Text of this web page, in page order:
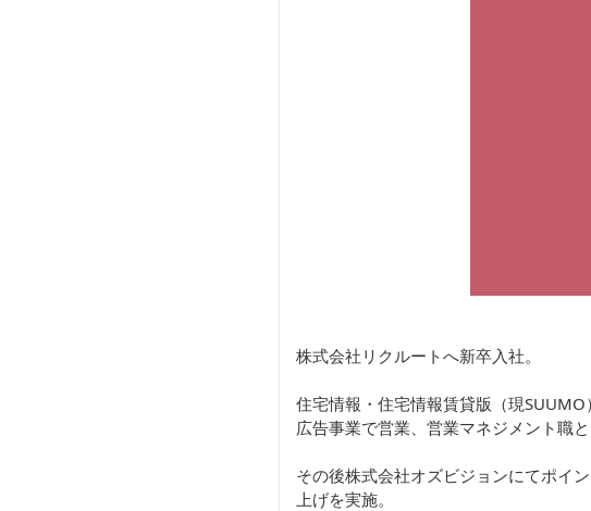
株式会社リクルートへ新卒入社。
住宅情報・住宅情報賃貸版（現
広告事業で営業、営業マネジメント職と
その後株式会社オズビジョンにてポイ
上げを実施。